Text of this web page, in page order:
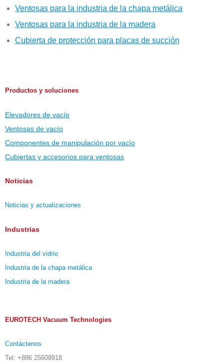
Ventosas para la industria de la chapa metálica
Ventosas para la industria de la madera
Cubierta de protección para placas de succión
Productos y soluciones
Elevadores de vacío
Ventosas de vacío
Componentes de manipulación por vacío
Cubiertas y accesorios para ventosas
Noticias
Noticias y actualizaciones
Industrias
Industria del vidrio
Industria de la chapa metálica
Industria de la madera
EUROTECH Vacuum Technologies
Contáctenos
Tel: +886 25608918